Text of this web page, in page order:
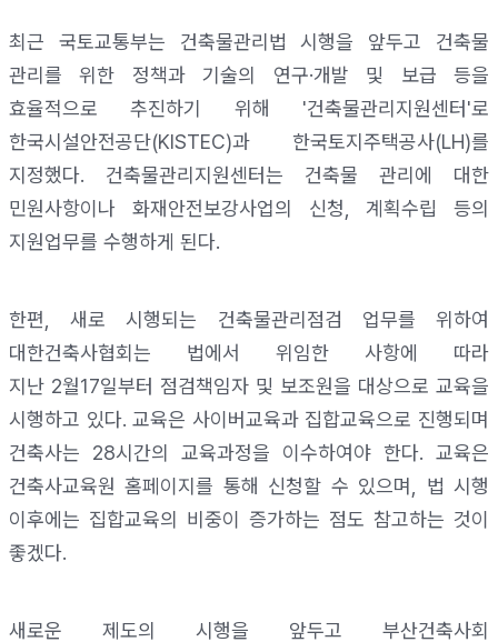
최근 국토교통부는 건축물관리법 시행을 앞두고 건축물
관리를 위한 정책과 기술의 연구·개발 및 보급 등을
효율적으로 추진하기 위해 '건축물관리지원센터 '로
한국시설안전공단(KISTEC)과 한국토지주택공사(LH)를
지정했다. 건축물관리지원센터는 건축물 관리에 대한
민원사항이나 화재안전보강사업의 신청
계획수립 등의
지원업무를 수행하게 된다.
한편 ,새로 시행되는 건축물관리점검 업무를 위하여
대한건축사협회는 법에서 위임한 사항에 따라
지난 2월17일부터 점검책임자 및 보조원을 대상으로 교육을
시행하고 있다.교육은 사이버교육과 집합교육으로 진행되며
건축사는 28시간의 교육과정을 이수하여야 한다. 교육은
건축사교육원 홈페이지를 통해 신청할 수 있으며
법 시행
이후에는 집합교육의 비중이 증가하는 점도 참고하는 것이
좋겠다.
새로운 제도의 시행을 앞두고 부산건축사회